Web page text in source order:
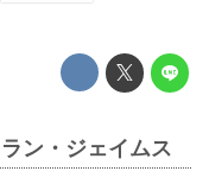
ン・ジェイムス